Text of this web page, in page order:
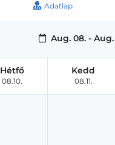
Adatlap
Aug. 08. - Aug.
Hétfő
08.10.
Kedd
08.11.